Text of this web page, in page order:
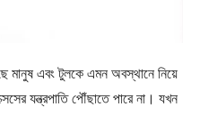
মানুষ এবং টুলকে এমন অবস্থানে নিয়ে
যন্ত্রপাতি পৌঁছাতে পারে না। যখন